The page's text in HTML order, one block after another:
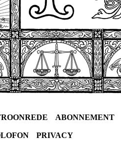
ABONNEMENT
PRIVACY